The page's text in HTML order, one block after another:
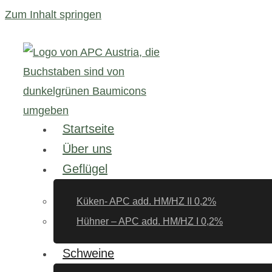
Zum Inhalt springen
Startseite
Über uns
Geflügel
Küken- APC add. HM/HZ II 0,2%
Hühner – APC add. HM/HZ I 0,2%
Schweine